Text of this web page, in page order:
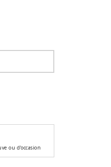
ou d'occasion